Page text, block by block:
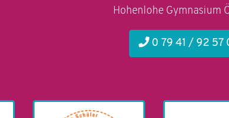
Hohenlohe Gymnasium
0 79 41 / 92 57